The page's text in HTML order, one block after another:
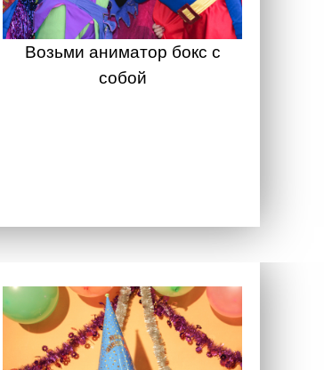
Возьми аниматор бокс с
собой